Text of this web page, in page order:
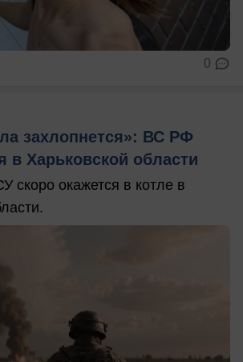
0
захлопнется»: ВС РФ
в Харьковской области
скоро окажется в котле в